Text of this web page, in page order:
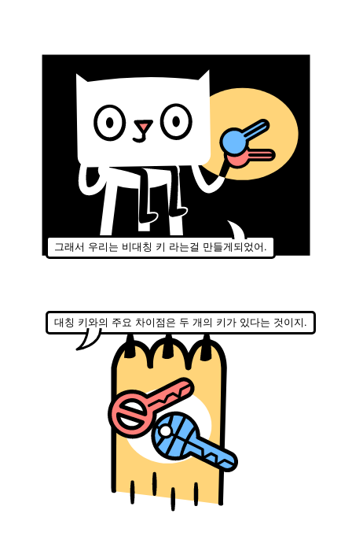
그래서 우리는 비대칭 키 라는걸 만들게되었어.
대칭 키와의 주요 차이점은 두 개의 키가 있다는 것이지.